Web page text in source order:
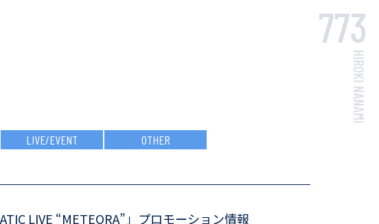
LIVE/EVENT OTHER
LIVE “METEORA”」プロモーション情報